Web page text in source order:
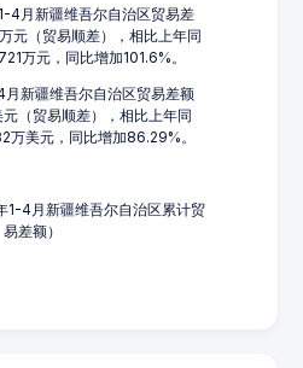
4月新疆维吾尔自治区贸易差
（贸易顺差），相比上年同
万元，同比增加101.6%。
新疆维吾尔自治区贸易差额
（贸易顺差），相比上年同
万美元，同比增加86.29%。
1-4月新疆维吾尔自治区累计贸
易差额）